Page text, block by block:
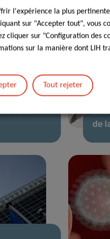
de la
22
de
l'expérience la plus
sur "Accepter tout", vous
cliquer sur "Configuration des
sur la manière dont LIH
Tout rejeter